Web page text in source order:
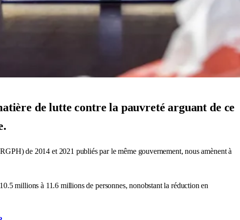
de lutte contre la pauvreté arguant de ce
de 2014 et 2021 publiés par le même gouvernement, nous amènent à
millions à 11.6 millions de personnes, nonobstant la réduction en